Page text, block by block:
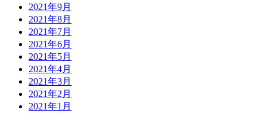
2021年9月
2021年8月
2021年7月
2021年6月
2021年5月
2021年4月
2021年3月
2021年2月
2021年1月